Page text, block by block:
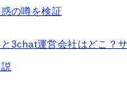
の噂を検証
3chat運営会社はどこ？